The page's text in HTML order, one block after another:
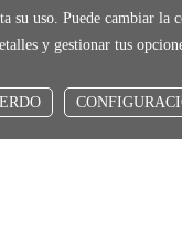
su uso. Puede cambiar
y gestionar tus